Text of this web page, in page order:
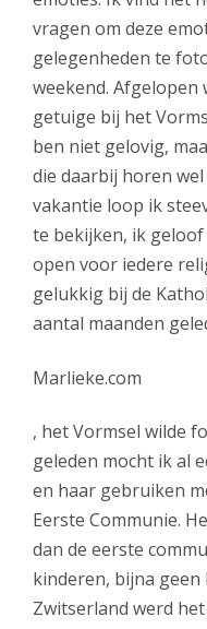
vragen om deze
gelegenheden te
weekend. Afgelopen
getuige bij het
ben niet gelovig,
die daarbij horen
vakantie loop ik
te bekijken, ik
open voor iedere
gelukkig bij de
aantal maanden
Marlieke.com
, het Vormsel wilde
geleden mocht ik al
en haar gebruiken
Eerste Communie.
dan de eerste
kinderen, bijna
Zwitserland werd